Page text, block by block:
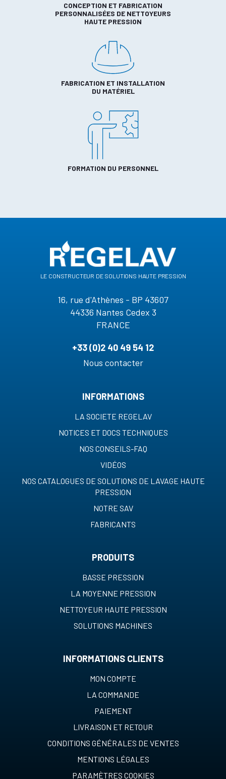
CONCEPTION ET FABRICATION
PERSONNALISÉES DE NETTOYEURS
HAUTE PRESSION
FABRICATION ET INSTALLATION
DU MATÉRIEL
FORMATION DU PERSONNEL
le constructeur de solutions haute pression
16, rue d'Athènes - BP 43607
44336 Nantes Cedex 3
FRANCE
+33 (0)2 40 49 54 12
Nous contacter
INFORMATIONS
LA SOCIETE REGELAV
NOTICES ET DOCS TECHNIQUES
NOS CONSEILS-FAQ
VIDÉOS
NOS CATALOGUES DE SOLUTIONS DE LAVAGE HAUTE
PRESSION
NOTRE SAV
FABRICANTS
PRODUITS
BASSE PRESSION
LA MOYENNE PRESSION
NETTOYEUR HAUTE PRESSION
SOLUTIONS MACHINES
INFORMATIONS CLIENTS
MON COMPTE
LA COMMANDE
PAIEMENT
LIVRAISON ET RETOUR
CONDITIONS GÉNÉRALES DE VENTES
MENTIONS LÉGALES
PARAMÈTRES COOKIES